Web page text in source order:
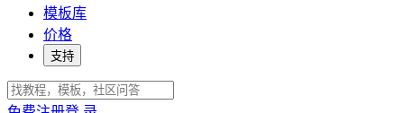
模板库
价格
支持